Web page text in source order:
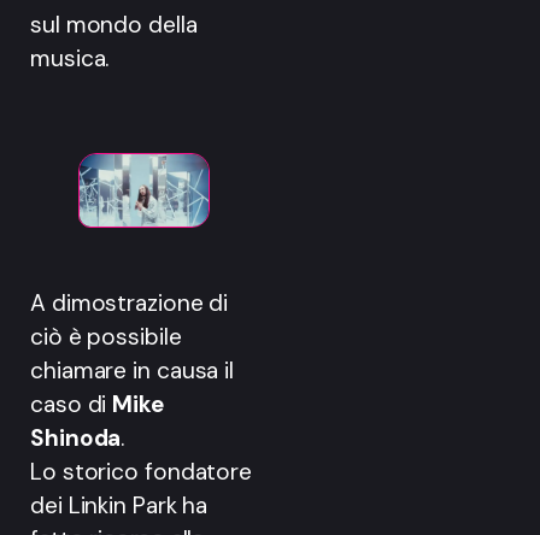
sul mondo della
musica.
A dimostrazione di
ciò è possibile
chiamare in causa il
caso di Mike
Shinoda.
Lo storico fondatore
dei Linkin Park ha